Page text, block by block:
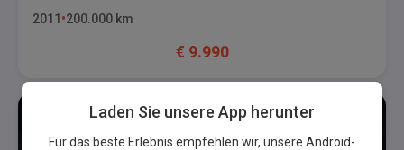
2011 200.000 km
€ 9.990
Laden Sie unsere App herunter
Für das beste Erlebnis empfehlen wir, unsere Android-